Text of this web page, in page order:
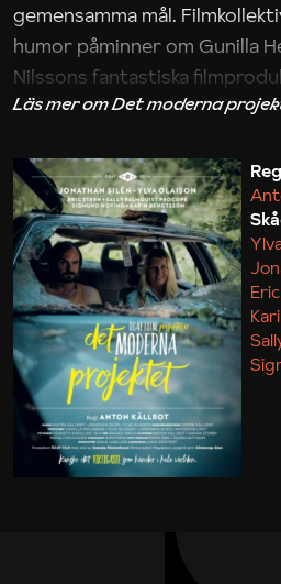
gemensamma mål.
humor påminner om Gunilla
Nilssons fantastiska
iakttagelser om hur svårt det
Maja Kekonius